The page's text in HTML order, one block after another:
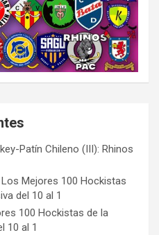
Patín Chileno (III): Rhinos
Los Mejores 100 Hockistas
del 10 al 1
100 Hockistas de la
10 al 1